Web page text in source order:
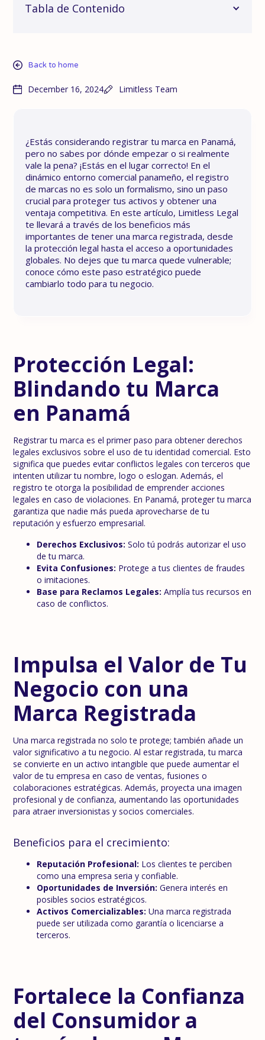
Back to home
December 16, 2024 Limitless Team
¿Estás considerando registrar tu marca en Panamá,
pero no sabes por dónde empezar o si realmente
vale la pena? ¡Estás en el lugar correcto! En el
dinámico entorno comercial panameño, el registro
de marcas no es solo un formalismo, sino un paso
crucial para proteger tus activos y obtener una
ventaja competitiva. En este artículo, Limitless Legal
te llevará a través de los beneficios más
importantes de tener una marca registrada, desde
la protección legal hasta el acceso a oportunidades
globales. No dejes que tu marca quede vulnerable;
conoce cómo este paso estratégico puede
cambiarlo todo para tu negocio.
Protección Legal:
Blindando tu Marca
en Panamá
Registrar tu marca es el primer paso para obtener derechos
legales exclusivos sobre el uso de tu identidad comercial. Esto
significa que puedes evitar conflictos legales con terceros que
intenten utilizar tu nombre, logo o eslogan. Además, el
registro te otorga la posibilidad de emprender acciones
legales en caso de violaciones. En Panamá, proteger tu marca
garantiza que nadie más pueda aprovecharse de tu
reputación y esfuerzo empresarial.
Derechos Exclusivos: Solo tú podrás autorizar el uso
de tu marca.
Evita Confusiones: Protege a tus clientes de fraudes
o imitaciones.
Base para Reclamos Legales: Amplía tus recursos en
caso de conflictos.
Impulsa el Valor de Tu
Negocio con una
Marca Registrada
Una marca registrada no solo te protege; también añade un
valor significativo a tu negocio. Al estar registrada, tu marca
se convierte en un activo intangible que puede aumentar el
valor de tu empresa en caso de ventas, fusiones o
colaboraciones estratégicas. Además, proyecta una imagen
profesional y de confianza, aumentando las oportunidades
para atraer inversionistas y socios comerciales.
Beneficios para el crecimiento:
Reputación Profesional: Los clientes te perciben
como una empresa seria y confiable.
Oportunidades de Inversión: Genera interés en
posibles socios estratégicos.
Activos Comercializables: Una marca registrada
puede ser utilizada como garantía o licenciarse a
terceros.
Fortalece la Confianza
del Consumidor a
Tabla de Contenido